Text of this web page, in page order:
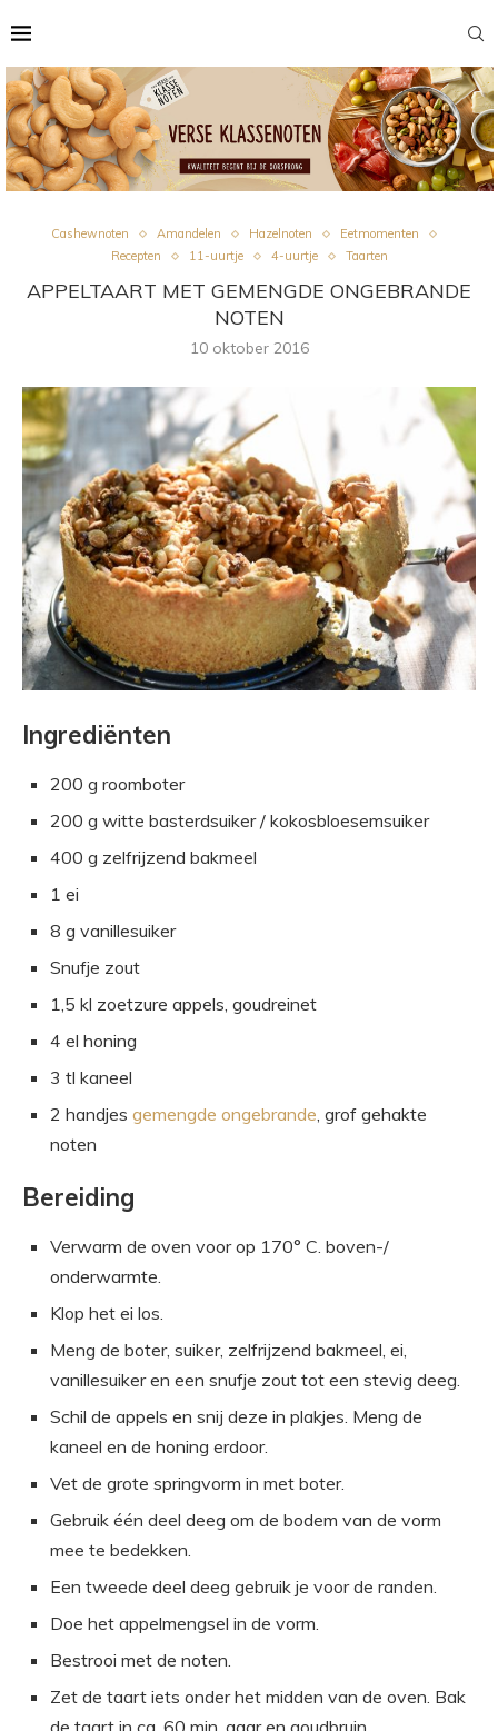
Cashewnoten Amandelen Hazelnoten
Eetmomenten
Recepten
11-uurtje 4-uurtje Taarten
APPELTAART MET GEMENGDE ONGEBRANDE
NOTEN
10 oktober 2016
Ingrediënten
200 g roomboter
200 g witte basterdsuiker / kokosbloesemsuiker
400 g zelfrijzend bakmeel
1 ei
8 g vanillesuiker
Snufje zout
1,5 kl zoetzure appels, goudreinet
4 el honing
3 tl kaneel
2 handjes gemengde ongebrande , grof gehakte
noten
Bereiding
Verwarm de oven voor op 170° C. boven-/
onderwarmte.
Klop het ei los.
Meng de boter, suiker, zelfrijzend bakmeel, ei,
vanillesuiker en een snufje zout tot een stevig deeg.
Schil de appels en snij deze in plakjes. Meng de
kaneel en de honing erdoor.
Vet de grote springvorm in met boter.
Gebruik één deel deeg om de bodem van de vorm
mee te bedekken.
Een tweede deel deeg gebruik je voor de randen.
Doe het appelmengsel in de vorm.
Bestrooi met de noten.
Zet de taart iets onder het midden van de oven. Bak
de taart in ca. 60 min. gaar en goudbruin.